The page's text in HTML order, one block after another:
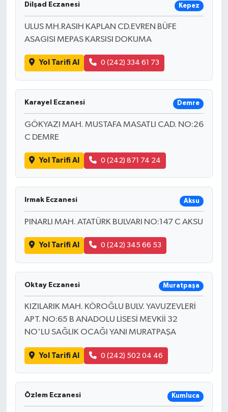
Dilşad Eczanesi Kepez
ULUS MH.RASIH KAPLAN CD.EVREN BÜFE
ASAGISI MEPAS KARSISI DOKUMA
Yol Tarifi Al 0 (242) 334 61 73
Karayel Eczanesi Demre
GÖKYAZI MAH. MUSTAFA MASATLI CAD. NO:26
C DEMRE
Yol Tarifi Al 0 (242) 871 74 24
Irmak Eczanesi Aksu
PINARLI MAH. ATATÜRK BULVARI NO:147 C AKSU
Yol Tarifi Al 0 (242) 345 66 53
Oktay Eczanesi Muratpaşa
KIZILARIK MAH. KÖROĞLU BULV. YAVUZEVLERİ
APT. NO:65 B ANADOLU LİSESİ MEVKİİ 32
NO'LU SAĞLIK OCAĞI YANI MURATPAŞA
Yol Tarifi Al 0 (242) 502 04 46
Özlem Eczanesi Kumluca